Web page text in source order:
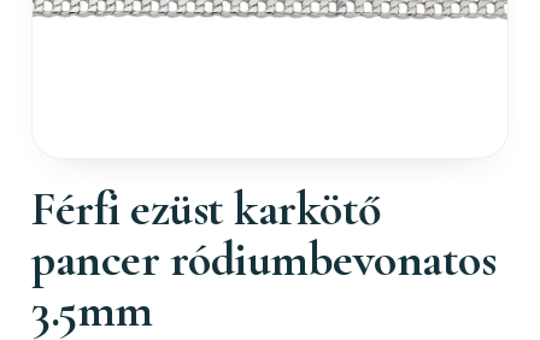
Férfi ezüst karkötő
pancer ródiumbevonatos
3.5mm